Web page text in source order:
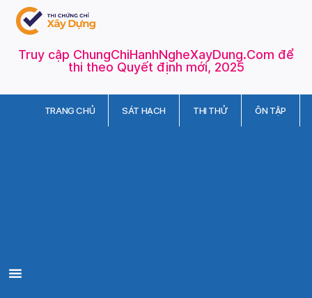
Truy cập ChungChiHanhNgheXayDung.Com để
thi theo Quyết định mới, 2025
TRANG CHỦ SÁT HẠCH THI THỬ ÔN TẬP